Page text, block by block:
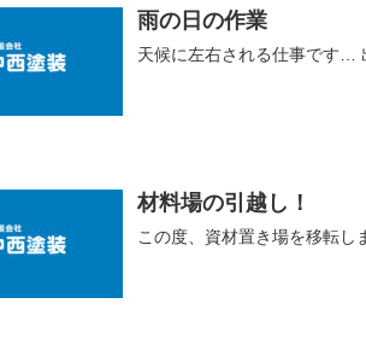
雨の日の作業
天候に左右される仕事です…
材料場の引越し！
この度、資材置き場を移転し